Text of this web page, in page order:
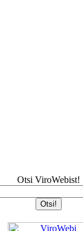
Otsi ViroWebist!